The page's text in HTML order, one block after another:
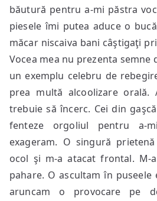
băutură pentru a-mi păstra
piesele îmi putea aduce o
măcar niscaiva bani câştigaţi
Vocea mea nu prezenta semne
un exemplu celebru de
prea multă alcoolizare orală.
trebuie să încerc. Cei din
fenteze orgoliul pentru a-
exageram. O singură
ocol şi m-a atacat frontal. M-
pahare. O ascultam în puseele
aruncam o provocare pe